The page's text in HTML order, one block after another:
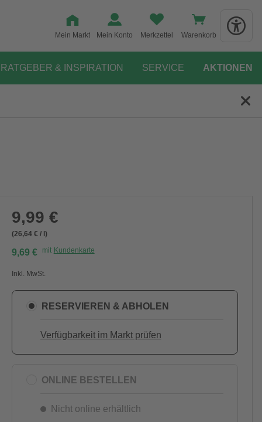
Mein Markt Mein Konto Merkzettel Warenkorb
RATGEBER & INSPIRATION SERVICE AKTIONEN
9,99 €
(26,64 € / l)
9,69 € mit Kundenkarte
Inkl. MwSt.
RESERVIEREN & ABHOLEN
Verfügbarkeit im Markt prüfen
ONLINE BESTELLEN
Nicht online erhältlich